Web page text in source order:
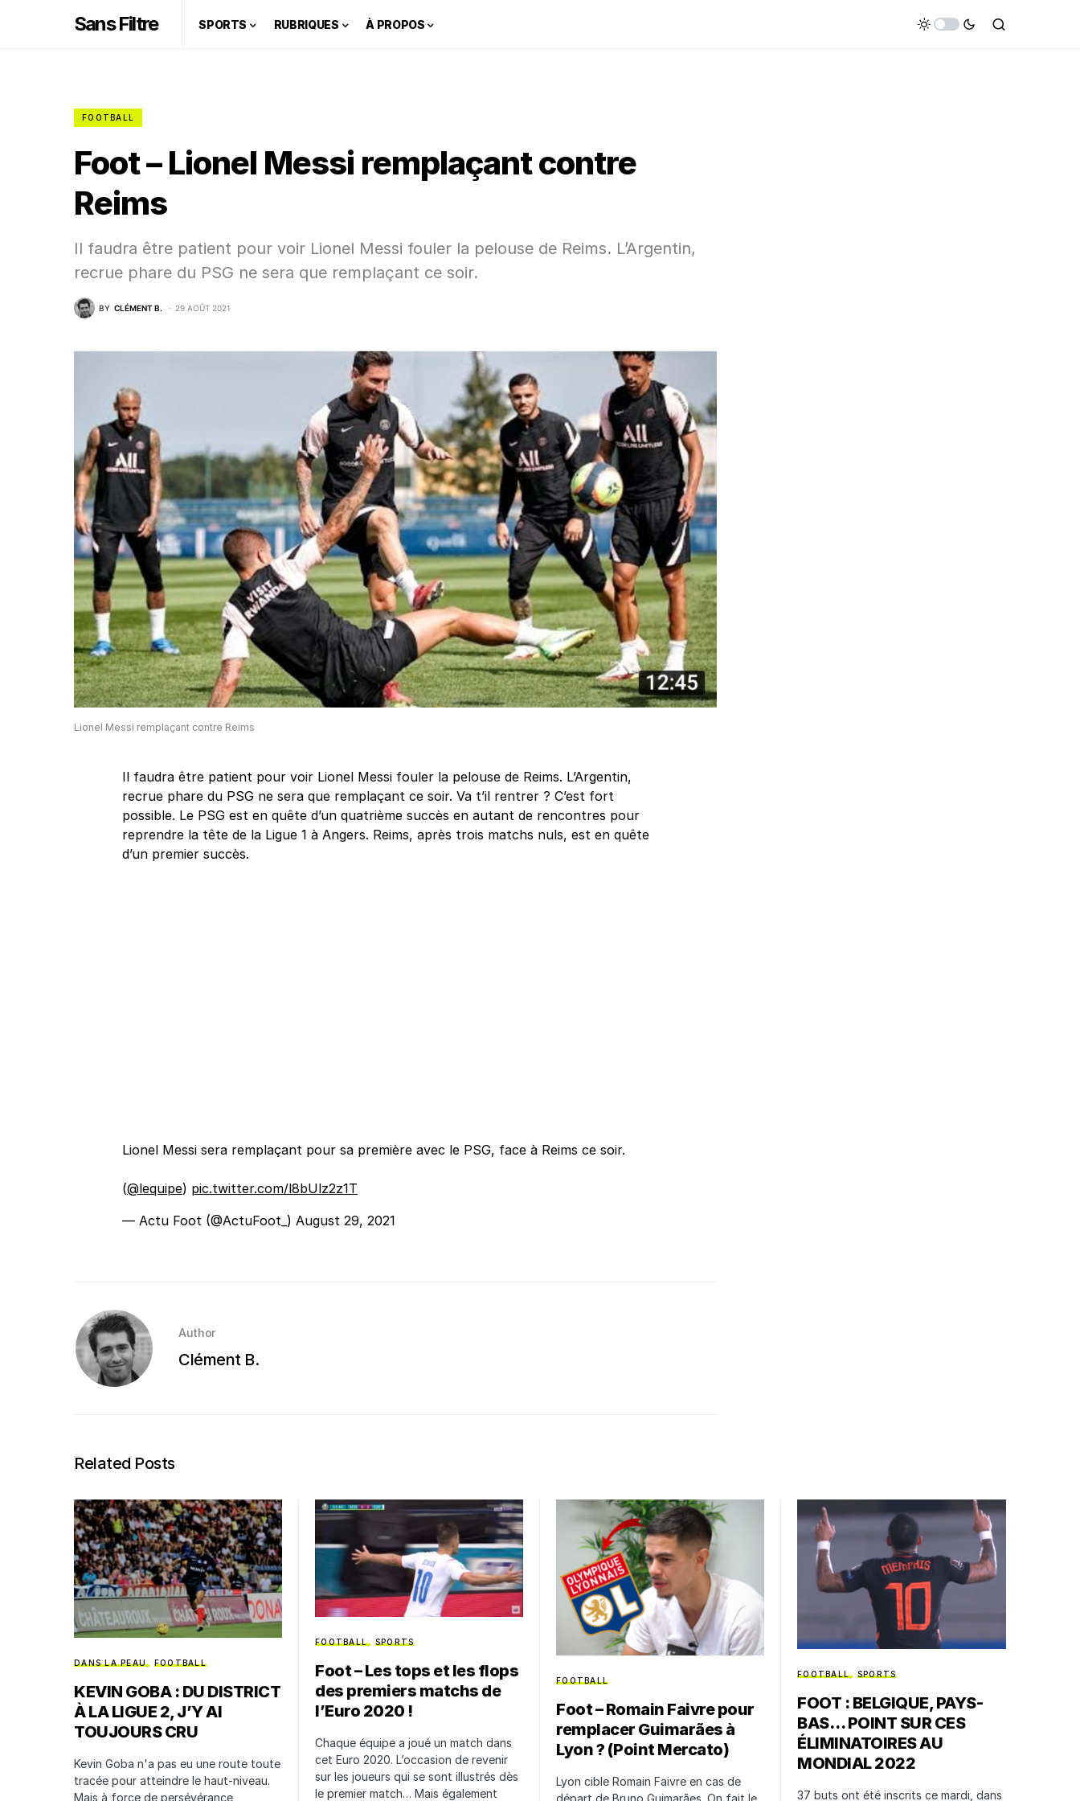
Sans Filtre SPORTS RUBRIQUES À PROPOS
FOOTBALL
Foot – Lionel Messi remplaçant contre
Reims
Il faudra être patient pour voir Lionel Messi fouler la pelouse de Reims. L’Argentin,
recrue phare du PSG ne sera que remplaçant ce soir.
BY CLÉMENT B. 29 AOÛT 2021
Lionel Messi remplaçant contre Reims
Il faudra être patient pour voir Lionel Messi fouler la pelouse de Reims. L’Argentin,
recrue phare du PSG ne sera que remplaçant ce soir. Va t’il rentrer ? C’est fort
possible. Le PSG est en quête d’un quatrième succès en autant de rencontres pour
reprendre la tête de la Ligue 1 à Angers. Reims, après trois matchs nuls, est en quête
d’un premier succès.
Lionel Messi sera remplaçant pour sa première avec le PSG, face à Reims ce soir.
(@lequipe) pic.twitter.com/l8bUlz2z1T
— Actu Foot (@ActuFoot_) August 29, 2021
Author
Clément B.
Related Posts
DANS LA PEAU FOOTBALL
KEVIN GOBA : DU DISTRICT
À LA LIGUE 2, J’Y AI
TOUJOURS CRU
Kevin Goba n'a pas eu une route toute
tracée pour atteindre le haut-niveau.
Mais à force de persévérance
FOOTBALL SPORTS
Foot – Les tops et les flops
des premiers matchs de
l’Euro 2020 !
Chaque équipe a joué un match dans
cet Euro 2020. L’occasion de revenir
sur les joueurs qui se sont illustrés dès
le premier match… Mais également
FOOTBALL
Foot – Romain Faivre pour
remplacer Guimarães à
Lyon ? (Point Mercato)
Lyon cible Romain Faivre en cas de
départ de Bruno Guimarães. On fait le
FOOTBALL SPORTS
FOOT : BELGIQUE, PAYS-
BAS… POINT SUR CES
ÉLIMINATOIRES AU
MONDIAL 2022
37 buts ont été inscrits ce mardi, dans